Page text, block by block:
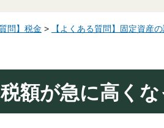
問】税金 > 【よくある質問】固定資産
額が急に高く